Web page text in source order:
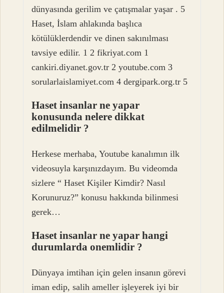
dünyasında gerilim ve çatışmalar yaşar . 5
Haset, İslam ahlakında başlıca
kötülüklerdendir ve dinen sakınılması
tavsiye edilir. 1 2 fikriyat.com 1
cankiri.diyanet.gov.tr 2 youtube.com 3
sorularlaislamiyet.com 4 dergipark.org.tr 5
Haset insanlar ne yapar
konusunda nelere dikkat
edilmelidir ?
Herkese merhaba, Youtube kanalımın ilk
videosuyla karşınızdayım. Bu videomda
sizlere “ Haset Kişiler Kimdir? Nasıl
Korunuruz?” konusu hakkında bilinmesi
gerek…
Haset insanlar ne yapar hangi
durumlarda onemlidir ?
Dünyaya imtihan için gelen insanın görevi
iman edip, salih ameller işleyerek iyi bir